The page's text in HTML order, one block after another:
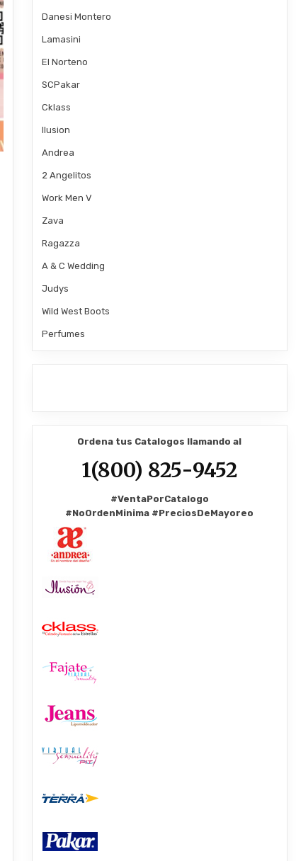
Danesi Montero
Lamasini
El Norteno
SCPakar
Cklass
Ilusion
Andrea
2 Angelitos
Work Men V
Zava
Ragazza
A & C Wedding
Judys
Wild West Boots
Perfumes
Ordena tus Catalogos llamando al
1(800) 825-9452
#VentaPorCatalogo
#NoOrdenMinima #PreciosDeMayoreo